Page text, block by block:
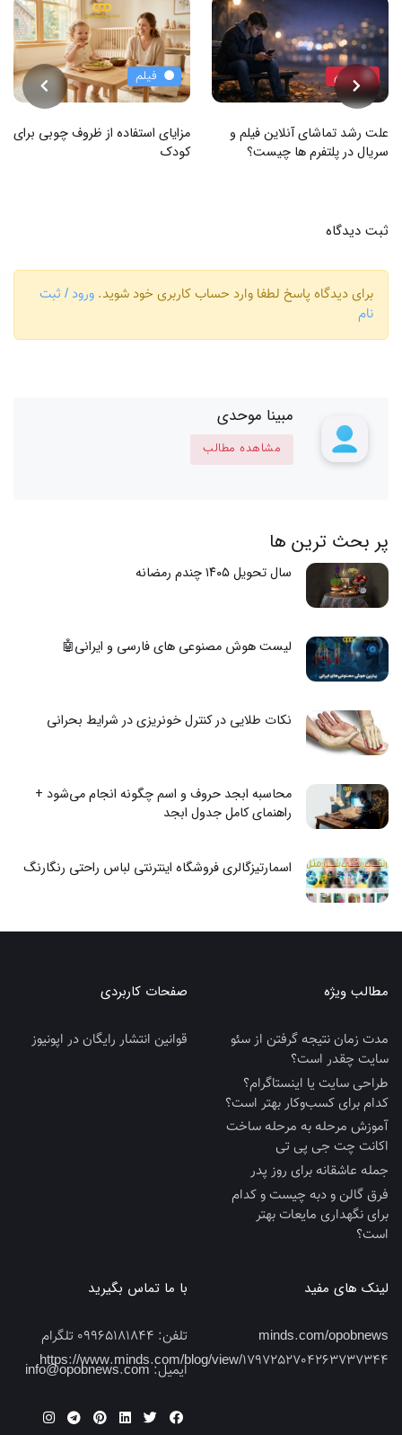
فیلم
علت رشد تماشای آنلاین فیلم و
سریال در پلتفرم ها چیست؟
فیلم
مزایای استفاده از ظروف چوبی برای
کودک
ثبت دیدگاه
برای دیدگاه پاسخ لطفا وارد حساب کاربری خود شوید. ورود / ثبت
نام
مبینا موحدی
مشاهده مطالب
پر بحث ترین ها
سال تحویل ۱۴۰۵ چندم رمضانه
لیست هوش مصنوعی های فارسی و ایرانی🤖
نکات طلایی در کنترل خونریزی در شرایط بحرانی
محاسبه ابجد حروف و اسم چگونه انجام می‌شود +
راهنمای کامل جدول ابجد
اسمارتیزگالری فروشگاه اینترنتی لباس راحتی رنگارنگ
مطالب ویژه
مدت زمان نتیجه گرفتن از سئو
سایت چقدر است؟
طراحی سایت یا اینستاگرام؟
کدام برای کسب‌وکار بهتر است؟
آموزش مرحله به مرحله ساخت
اکانت چت جی پی تی
جمله عاشقانه برای روز پدر
فرق گالن و دبه چیست و کدام
برای نگهداری مایعات بهتر
است؟
صفحات کاربردی
قوانین انتشار رایگان در اپونیوز
لینک های مفید
minds.com/opobnews
https://www.minds.com/blog/view/1797252704263737344
با ما تماس بگیرید
تلفن:
ایمیل:info@opobnews.com